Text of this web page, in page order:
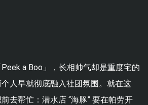
a Boo」，长相帅气却是重度宅的
人早就彻底融入社团氛围。就在这
去帮忙：潜水店 “海豚” 要在帕劳开